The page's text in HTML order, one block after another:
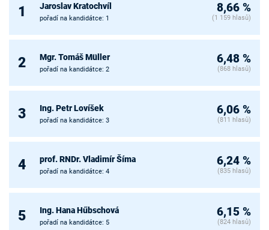
1 Jaroslav Kratochvíl
pořadí na kandidátce: 1
8,66 %
(1 159 hlasů)
2 Mgr. Tomáš Müller
pořadí na kandidátce: 2
6,48 %
(868 hlasů)
3 Ing. Petr Lovíšek
pořadí na kandidátce: 3
6,06 %
(811 hlasů)
4 prof. RNDr. Vladimír Šíma
pořadí na kandidátce: 4
6,24 %
(835 hlasů)
5 Ing. Hana Hűbschová
pořadí na kandidátce: 5
6,15 %
(824 hlasů)